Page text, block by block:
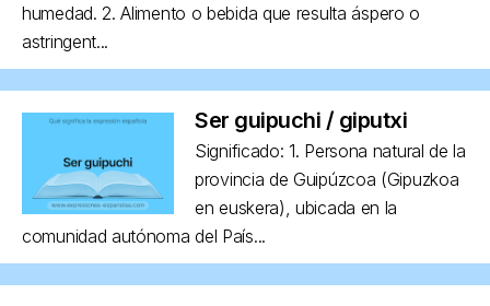
humedad. 2. Alimento o bebida que resulta áspero o
astringent...
Ser guipuchi / giputxi
Significado: 1. Persona natural de la
provincia de Guipúzcoa (Gipuzkoa
en euskera), ubicada en la
comunidad autónoma del País...